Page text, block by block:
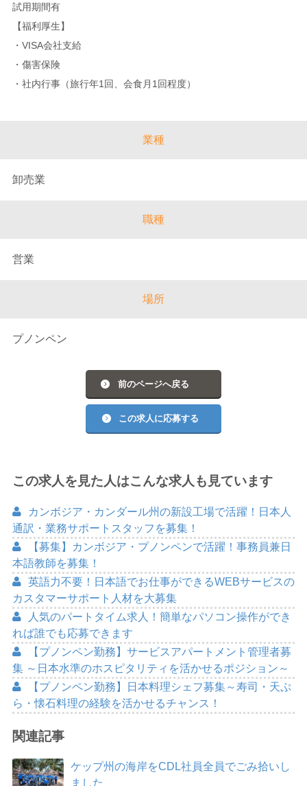
試用期間有
【福利厚生】
・VISA会社支給
・傷害保険
・社内行事（旅行年1回、会食月1回程度）
業種
卸売業
職種
営業
場所
プノンペン
前のページへ戻る
この求人に応募する
この求人を見た人はこんな求人も見ています
カンボジア・カンダール州の新設工場で活躍！日本人
通訳・業務サポートスタッフを募集！
【募集】カンボジア・プノンペンで活躍！事務員兼日
本語教師を募集！
英語力不要！日本語でお仕事ができるWEBサービスの
カスタマーサポート人材を大募集
人気のパートタイム求人！簡単なパソコン操作ができ
れば誰でも応募できます
【プノンペン勤務】サービスアパートメント管理者募
集 ～日本水準のホスピタリティを活かせるポジション～
【プノンペン勤務】日本料理シェフ募集～寿司・天ぷ
ら・懐石料理の経験を活かせるチャンス！
関連記事
ケップ州の海岸をCDL社員全員でごみ拾いし
ました